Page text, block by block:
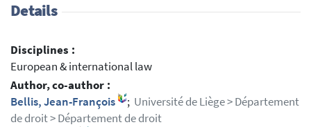
Details
Disciplines :
European & international law
Author, co-author :
Bellis, Jean-François
; Université de Liège > Département
de droit > Département de droit